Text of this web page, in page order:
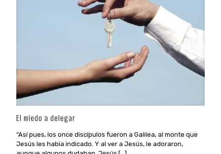
El miedo a delegar
“Así pues, los once discípulos fueron a Galilea, al monte que
Jesús les había indicado. Y al ver a Jesús, le adoraron,